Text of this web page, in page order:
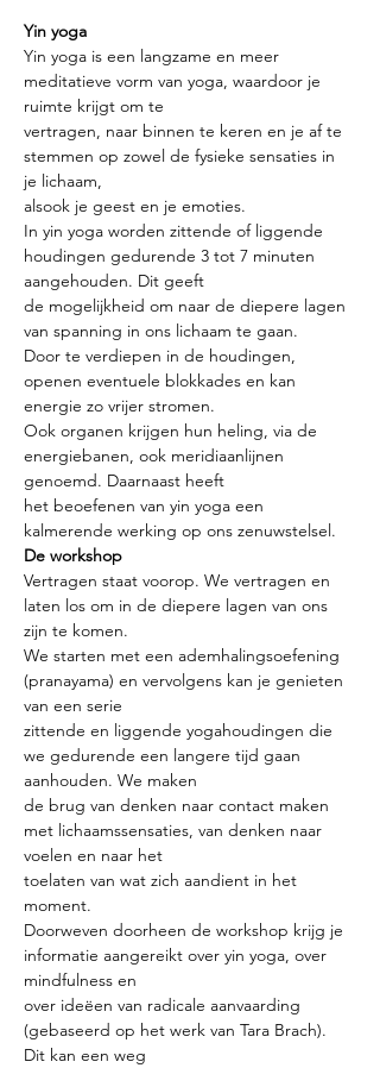
Yin yoga
Yin yoga is een langzame en meer
meditatieve vorm van yoga, waardoor je
ruimte krijgt om te
vertragen, naar binnen te keren en je af te
stemmen op zowel de fysieke sensaties in
je lichaam,
alsook je geest en je emoties.
In yin yoga worden zittende of liggende
houdingen gedurende 3 tot 7 minuten
aangehouden. Dit geeft
de mogelijkheid om naar de diepere lagen
van spanning in ons lichaam te gaan.
Door te verdiepen in de houdingen,
openen eventuele blokkades en kan
energie zo vrijer stromen.
Ook organen krijgen hun heling, via de
energiebanen, ook meridiaanlijnen
genoemd. Daarnaast heeft
het beoefenen van yin yoga een
kalmerende werking op ons zenuwstelsel.
De workshop
Vertragen staat voorop. We vertragen en
laten los om in de diepere lagen van ons
zijn te komen.
We starten met een ademhalingsoefening
(pranayama) en vervolgens kan je genieten
van een serie
zittende en liggende yogahoudingen die
we gedurende een langere tijd gaan
aanhouden. We maken
de brug van denken naar contact maken
met lichaamssensaties, van denken naar
voelen en naar het
toelaten van wat zich aandient in het
moment.
Doorweven doorheen de workshop krijg je
informatie aangereikt over yin yoga, over
mindfulness en
over ideëen van radicale aanvaarding
(gebaseerd op het werk van Tara Brach).
Dit kan een weg